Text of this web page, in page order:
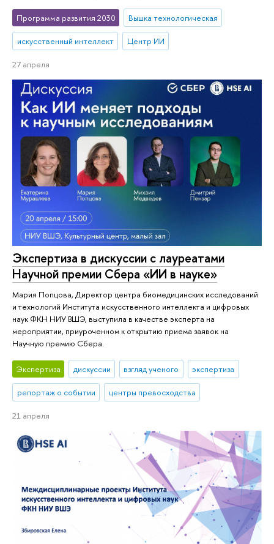
Программа развития 2030 Вышка технологическая
искусственный интеллект Центр ИИ
27 апреля
Экспертиза в дискуссии с лауреатами
Научной премии Сбера «ИИ в науке»
Мария Попцова, Директор центра биомедицинских исследований
и технологий Института искусственного интеллекта и цифровых
наук ФКН НИУ ВШЭ, выступила в качестве эксперта на
мероприятии, приуроченном к открытию приема заявок на
Научную премию Сбера.
Экспертиза дискуссии взгляд ученого экспертиза
репортаж о событии центры превосходства
21 апреля